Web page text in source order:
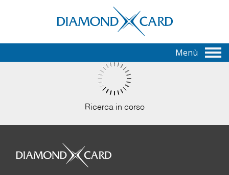
Menù
Ricerca in corso